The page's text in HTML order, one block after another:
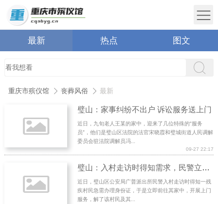
最新 热点 图文
重庆市殡仪馆 丧葬风俗 最新
璧山：家事纠纷不出户 诉讼服务送上门
近日，九旬老人王某的家中，迎来了几位特殊的“服务
员”，他们是璧山区法院的法官宋晓霞和璧城街道人民调解
委员会驻法院调解员冯...
09-27 22:17
璧山：入村走访时得知需求，民警立即送服务上门
近日，璧山区公安局广普派出所民警入村走访时得知一残
疾村民急需办理身份证，于是立即前往其家中，开展上门
服务，解了该村民及其...